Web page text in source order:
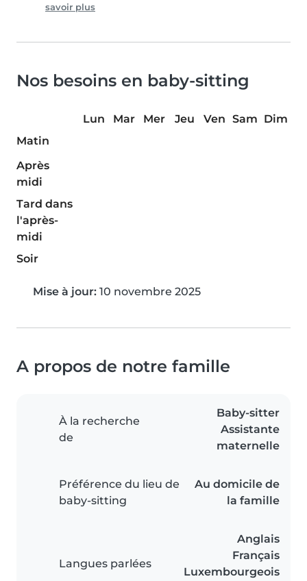
savoir plus
Nos besoins en baby-sitting
Lun Mar Mer Jeu Ven Sam Dim
Matin
Après
midi
Tard dans
l'après-
midi
Soir
Mise à jour: 10 novembre 2025
A propos de notre famille
À la recherche
de
Baby-sitter
Assistante
maternelle
Préférence du lieu de
baby-sitting
Au domicile de
la famille
Langues parlées
Anglais
Français
Luxembourgeois